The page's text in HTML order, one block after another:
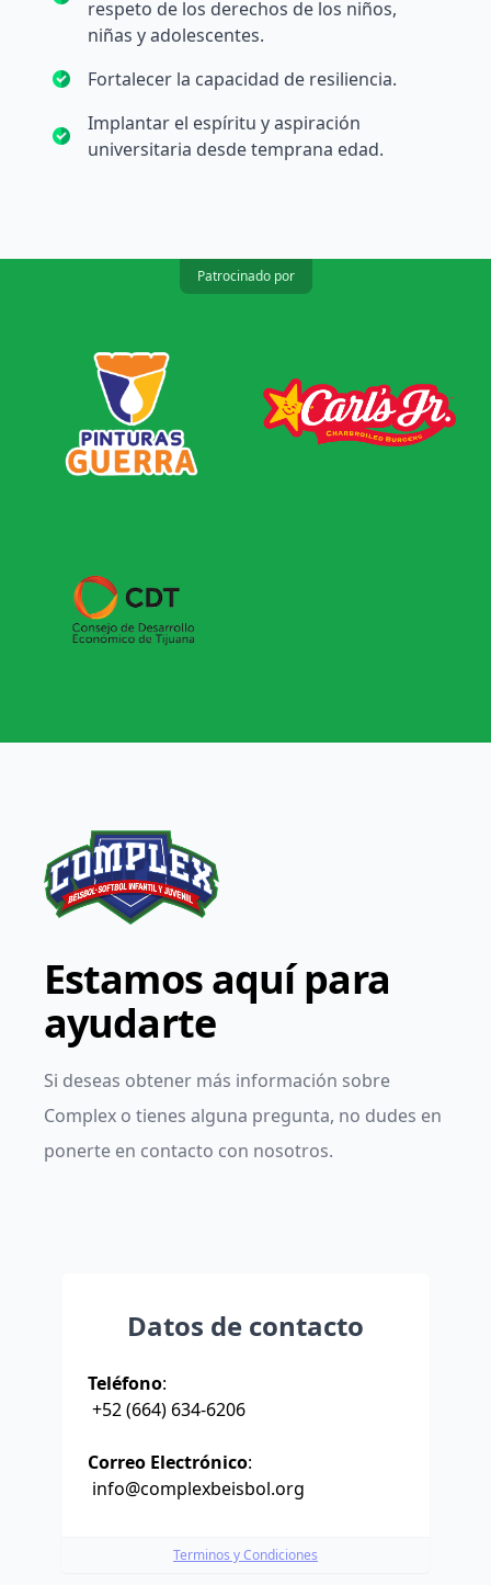
respeto de los derechos de los niños,
niñas y adolescentes.
Fortalecer la capacidad de resiliencia.
Implantar el espíritu y aspiración
universitaria desde temprana edad.
Patrocinado por
Estamos aquí para
ayudarte
Si deseas obtener más información sobre
Complex o tienes alguna pregunta, no dudes en
ponerte en contacto con nosotros.
Datos de contacto
Teléfono:
+52 (664) 634-6206
Correo Electrónico:
info@complexbeisbol.org
Terminos y Condiciones